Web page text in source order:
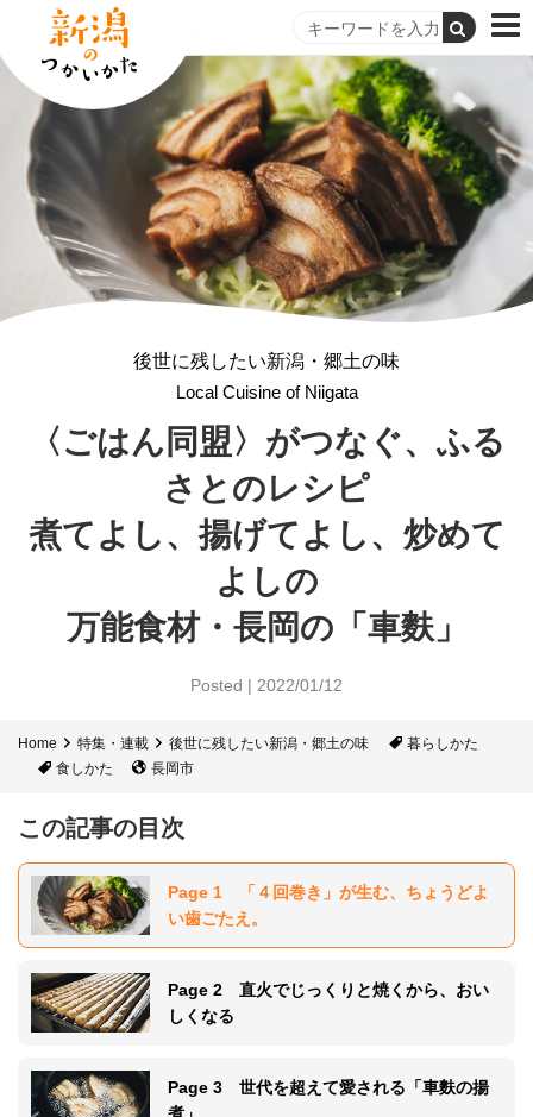
後世に残したい新潟・郷土の味
Local Cuisine of Niigata
〈ごはん同盟〉がつなぐ、 ふる
さとのレシピ
煮てよし、揚げてよし、 炒めて
よしの
万能食材・長岡の「車麩」
Posted | 2022/01/12
Home 特集・連載 後世に残したい新潟・郷土の味
暮らしかた
食しかた
長岡市
この記事の目次
Page 1 「４回巻き」が生む、ちょうどよ
い歯ごたえ。
Page 2 直火でじっくりと焼くから、おい
しくなる
Page 3 世代を超えて愛される「車麩の揚